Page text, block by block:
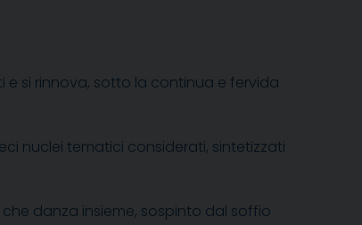
e si rinnova, sotto la continua e fervida
nuclei tematici considerati, sintetizzati
danza insieme, sospinto dal soffio